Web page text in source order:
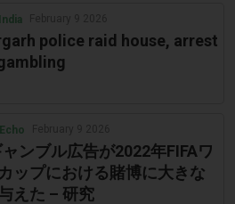
police raid house, arrest
ンブル広告が2022年FIFAワ
ップにおける賭博に大きな
えた – 研究